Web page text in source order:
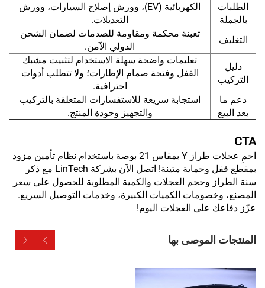
الطلبات
بالجملة
الكهربائية (EV)، وورش إصلاح السيارات، وورش
التعديلات.
التغليف
تعبئة محكمة ومقاومة للصدمات لضمان الشحن
الدولي الآمن.
دليل
التركيب
تعليمات واضحة سهلة الاستخدام لتثبيت مشبك
القفل وفتحة صمام الإطارات؛ ولا تتطلب أدوات
احترافية.
دعم ما
بعد البيع
استجابة سريعة للاستفسارات المتعلقة بالتركيب
والتجهيز وجودة المنتج.
CTA
احمِ عجلات طراز Y بمقاس 21 بوصة باستخدام نظام تأمين مزود
بمقطع قفل وحماية متينة! اتصل الآن بشركة LinTech مع ذكر
سنة الطراز وحجم العجلات والكمية المطلوبة للحصول على سعر
المصنع، وخصومات الكميات الكبيرة، وخدمات التوصيل السريع.
عزّز دفاعك على العجلات اليوم!
المنتجات الموصى بها